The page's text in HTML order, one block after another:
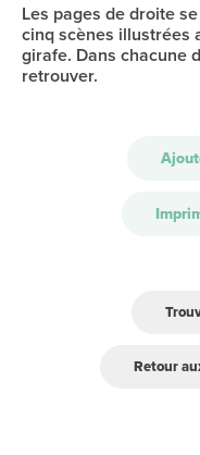
Les pages de droite
cinq scènes illustrées
girafe. Dans chacune
retrouver.
Retour